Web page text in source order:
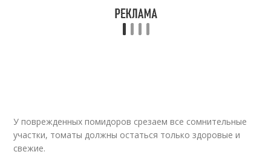
У поврежденных помидоров срезаем все сомнительные
участки, томаты должны остаться только здоровые и
свежие.